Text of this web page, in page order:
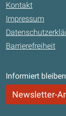
Kontakt
Impressum
Barrierefreiheit
Informiert bleiben
Newsletter-